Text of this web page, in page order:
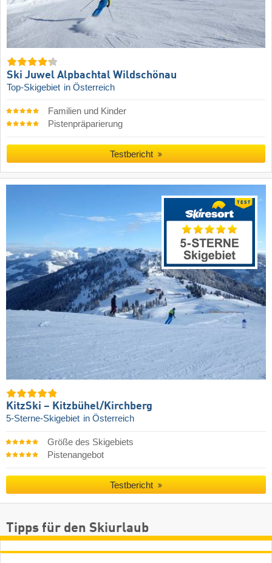
Ski Juwel Alpbachtal Wildschönau
Top-Skigebiet in Österreich
Familien und Kinder
Pistenpräparierung
Testbericht
KitzSki – Kitzbühel/​Kirchberg
5-Sterne-Skigebiet in Österreich
Größe des Skigebiets
Pistenangebot
Testbericht
Tipps für den Skiurlaub